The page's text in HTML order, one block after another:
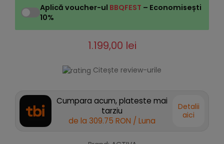
Aplică voucher-ul BBQFEST – Economisești
10%
1.199,00 lei
Citește review-urile
Cumpara acum, plateste mai
tarziu
de la 309.75 RON / Luna
Detalii
aici